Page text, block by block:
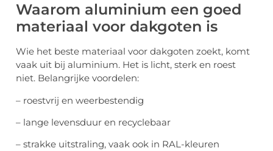
Waarom aluminium een goed
materiaal voor dakgoten is
Wie het beste materiaal voor dakgoten zoekt, komt
vaak uit bij aluminium. Het is licht, sterk en roest
niet. Belangrijke voordelen:
– roestvrij en weerbestendig
– lange levensduur en recyclebaar
– strakke uitstraling, vaak ook in RAL-kleuren